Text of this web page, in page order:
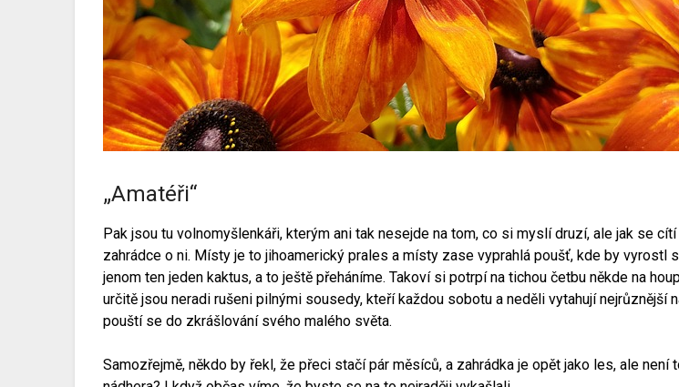
„Amatéři“
Pak jsou tu volnomyšlenkáři, kterým ani tak nesejde na tom, co si myslí druzí, ale jak se
zahrádce o ni. Místy je to jihoamerický prales a místy zase vyprahlá poušť, kde by vyrostl
jenom ten jeden kaktus, a to ještě přeháníme. Takoví si potrpí na tichou četbu někde na
určitě jsou neradi rušeni pilnými sousedy, kteří každou sobotu a neděli vytahují nejrůznější
pouští se do zkrášlování svého malého světa.
Samozřejmě, někdo by řekl, že přeci stačí pár měsíců, a zahrádka je opět jako les, ale není